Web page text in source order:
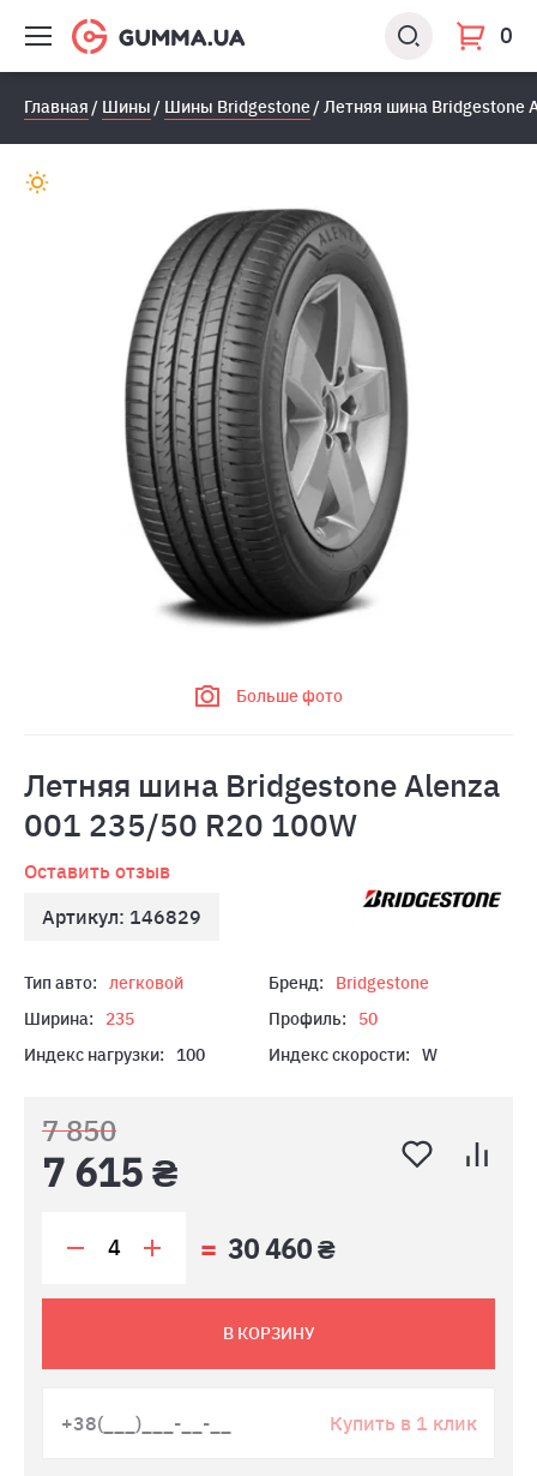
0
Главная Шины Шины Bridgestone Летняя шина Bridgestone
Больше фото
Летняя шина Bridgestone Alenza
001 235/50 R20 100W
Оставить отзыв
Артикул: 146829
Тип авто: легковой Бренд:
Bridgestone
Ширина:
235 Профиль:
50
Индекс нагрузки:
100 Индекс скорости: W
7 850
7 615 ₴
30 460 ₴
В КОРЗИНУ
Купить в 1 клик